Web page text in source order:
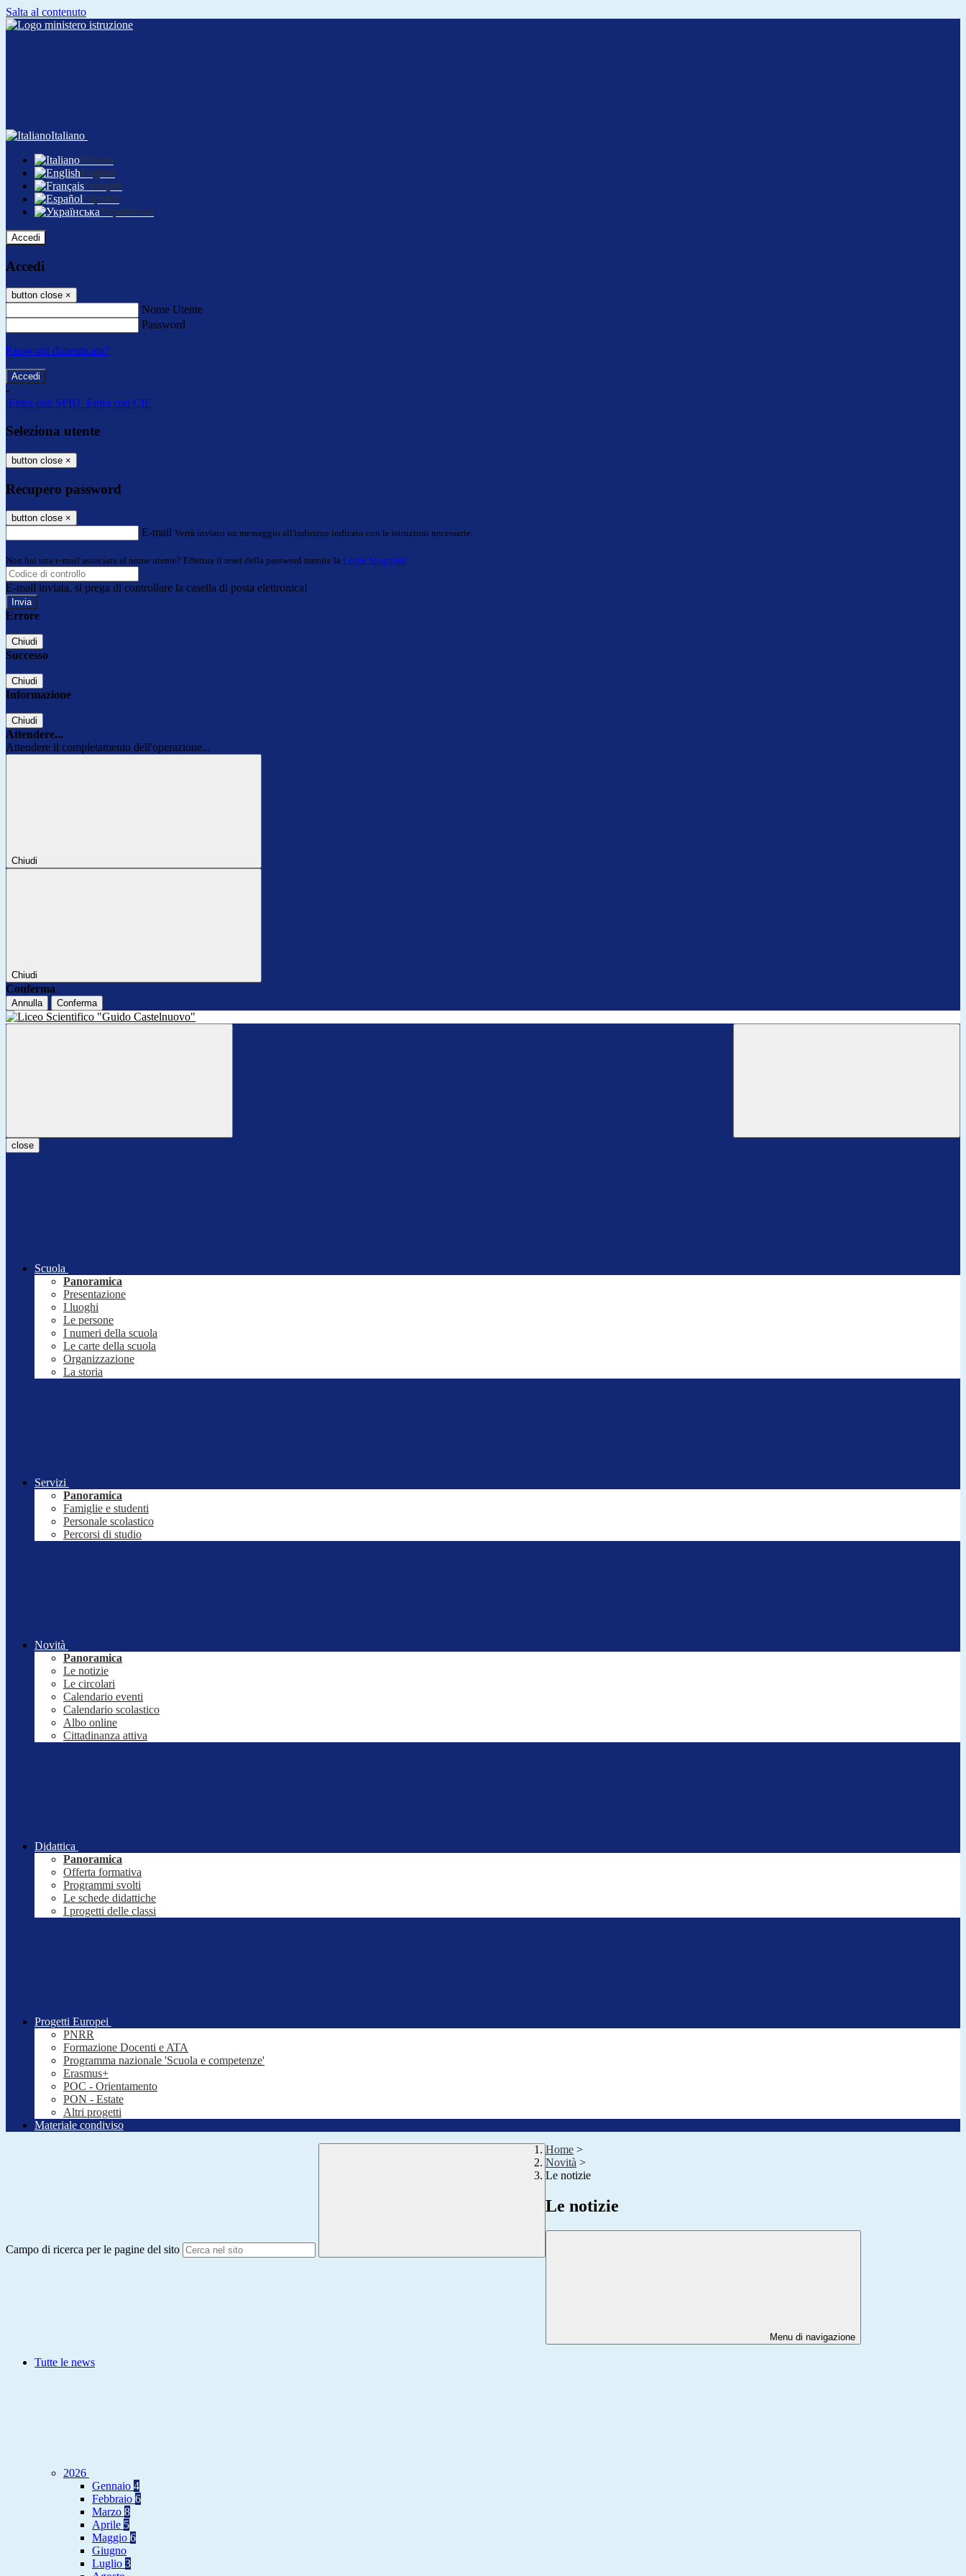
Salta al contenuto
Italiano
Italiano
English
Français
Español
Українська
Accedi
Accedi
button close ×
Nome Utente
Password
Password dimenticata?
-
Entra con SPID Entra con CIE
Seleziona utente
button close ×
Recupero password
button close ×
E-mail Verrà inviato un messaggio all'indirizzo indicato con le istruzioni necessarie.
Non hai una e-mail associata al nome utente? Effettua il reset della password tramite la Login Spaggiari
E-mail inviata, si prega di controllare la casella di posta elettronica!
Errore
Chiudi
Successo
Chiudi
Informazione
Chiudi
Attendere...
Attendere il completamento dell'operazione...
Chiudi
Chiudi
Conferma
Annulla Conferma
close
Scuola
Panoramica
Presentazione
I luoghi
Le persone
I numeri della scuola
Le carte della scuola
Organizzazione
La storia
Servizi
Panoramica
Famiglie e studenti
Personale scolastico
Percorsi di studio
Novità
Panoramica
Le notizie
Le circolari
Calendario eventi
Calendario scolastico
Albo online
Cittadinanza attiva
Didattica
Panoramica
Offerta formativa
Programmi svolti
Le schede didattiche
I progetti delle classi
Progetti Europei
PNRR
Formazione Docenti e ATA
Programma nazionale 'Scuola e competenze'
Erasmus+
POC - Orientamento
PON - Estate
Altri progetti
Materiale condiviso
Campo di ricerca per le pagine del sito
Home >
Novità >
Le notizie
Le notizie
Menu di navigazione
Tutte le news
2026
Gennaio 4
Febbraio 6
Marzo 8
Aprile 5
Maggio 6
Giugno
Luglio 3